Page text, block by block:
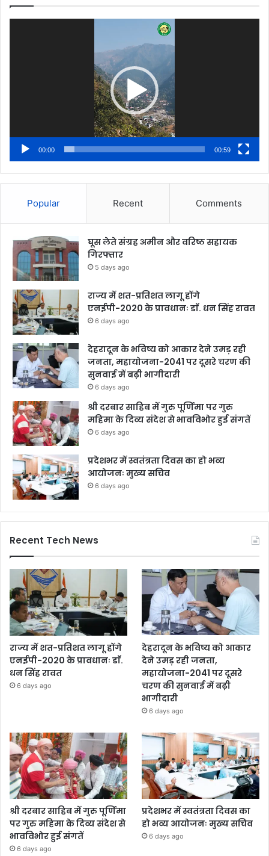
00:00 00:59
Popular Recent Comments
घूस लेते संग्रह अमीन और वरिष्ठ सहायक
गिरफ्तार
5 days ago
राज्य में शत-प्रतिशत लागू होंगे
एनईपी-2020 के प्रावधानः डाॅ. धन सिंह रावत
6 days ago
देहरादून के भविष्य को आकार देने उमड़ रही
जनता, महायोजना-2041 पर दूसरे चरण की
सुनवाई में बढ़ी भागीदारी
6 days ago
श्री दरबार साहिब में गुरु पूर्णिमा पर गुरु
महिमा के दिव्य संदेश से भावविभोर हुई संगतें
6 days ago
प्रदेशभर में स्वतंत्रता दिवस का हो भव्य
आयोजनः मुख्य सचिव
6 days ago
Recent Tech News
राज्य में शत-प्रतिशत लागू होंगे
एनईपी-2020 के प्रावधानः डाॅ.
धन सिंह रावत
6 days ago
देहरादून के भविष्य को आकार
देने उमड़ रही जनता,
महायोजना-2041 पर दूसरे
चरण की सुनवाई में बढ़ी
भागीदारी
6 days ago
श्री दरबार साहिब में गुरु पूर्णिमा
पर गुरु महिमा के दिव्य संदेश से
भावविभोर हुई संगतें
6 days ago
प्रदेशभर में स्वतंत्रता दिवस का
हो भव्य आयोजनः मुख्य सचिव
6 days ago